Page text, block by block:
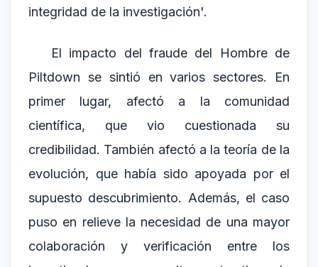
integridad de la investigación'.
El impacto del fraude del Hombre de
Piltdown se sintió en varios sectores. En
primer lugar, afectó a la comunidad
científica, que vio cuestionada su
credibilidad. También afectó a la teoría de la
evolución, que había sido apoyada por el
supuesto descubrimiento. Además, el caso
puso en relieve la necesidad de una mayor
colaboración y verificación entre los